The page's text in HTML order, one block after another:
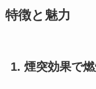
特徴と魅力
1. 煙突効果で